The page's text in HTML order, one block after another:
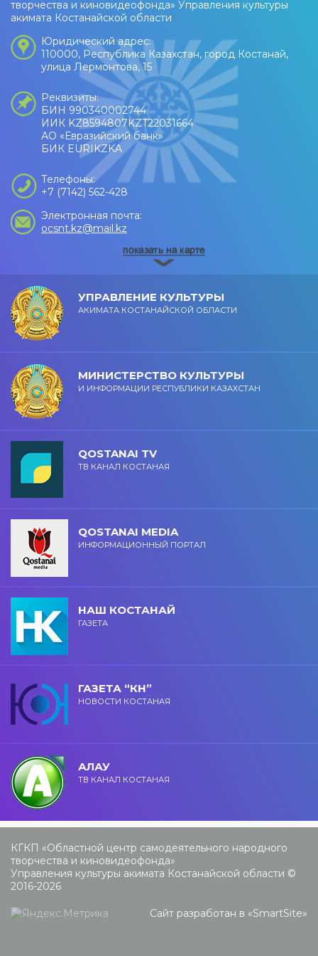
творчества и киновидеофонда» Управления культуры
акимата Костанайской области
Юридический адрес:
110000, Республика Казахстан, город Костанай,
улица Лермонтова, 15
Реквизиты:
БИН 990340002744
ИИК KZ8594807KZT22031664
АО «Евразийский банк»
БИК EURIKZKA
Телефоны:
+7 (7142) 562-428
Электронная почта:
ocsnt.kz@mail.kz
УПРАВЛЕНИЕ КУЛЬТУРЫ
АКИМАТА КОСТАНАЙСКОЙ ОБЛАСТИ
МИНИСТЕРСТВО КУЛЬТУРЫ
И ИНФОРМАЦИИ РЕСПУБЛИКИ КАЗАХСТАН
QOSTANAI TV
ТВ КАНАЛ КОСТАНАЯ
QOSTANAI MEDIA
ИНФОРМАЦИОННЫЙ ПОРТАЛ
НАШ КОСТАНАЙ
ГАЗЕТА
ГАЗЕТА “КН”
НОВОСТИ КОСТАНАЯ
АЛАУ
ТВ КАНАЛ КОСТАНАЯ
КГКП «Областной центр самодеятельного народного
творчества и киновидеофонда»
Управления культуры акимата Костанайской области ©
2016-2026
Сайт разработан в «SmartSite»